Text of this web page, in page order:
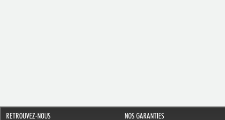
RETROUVEZ-NOUS NOS GARANTIES